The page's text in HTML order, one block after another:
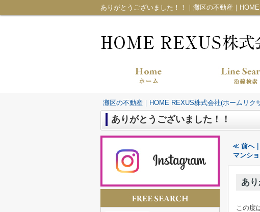
ありがとうございました！！｜灘区の不動産｜
灘区の不動産｜HOME REXUS株式会社(ホームリク
ありがとうございました！！
≪ 前へ｜
マンシ
あ
この度